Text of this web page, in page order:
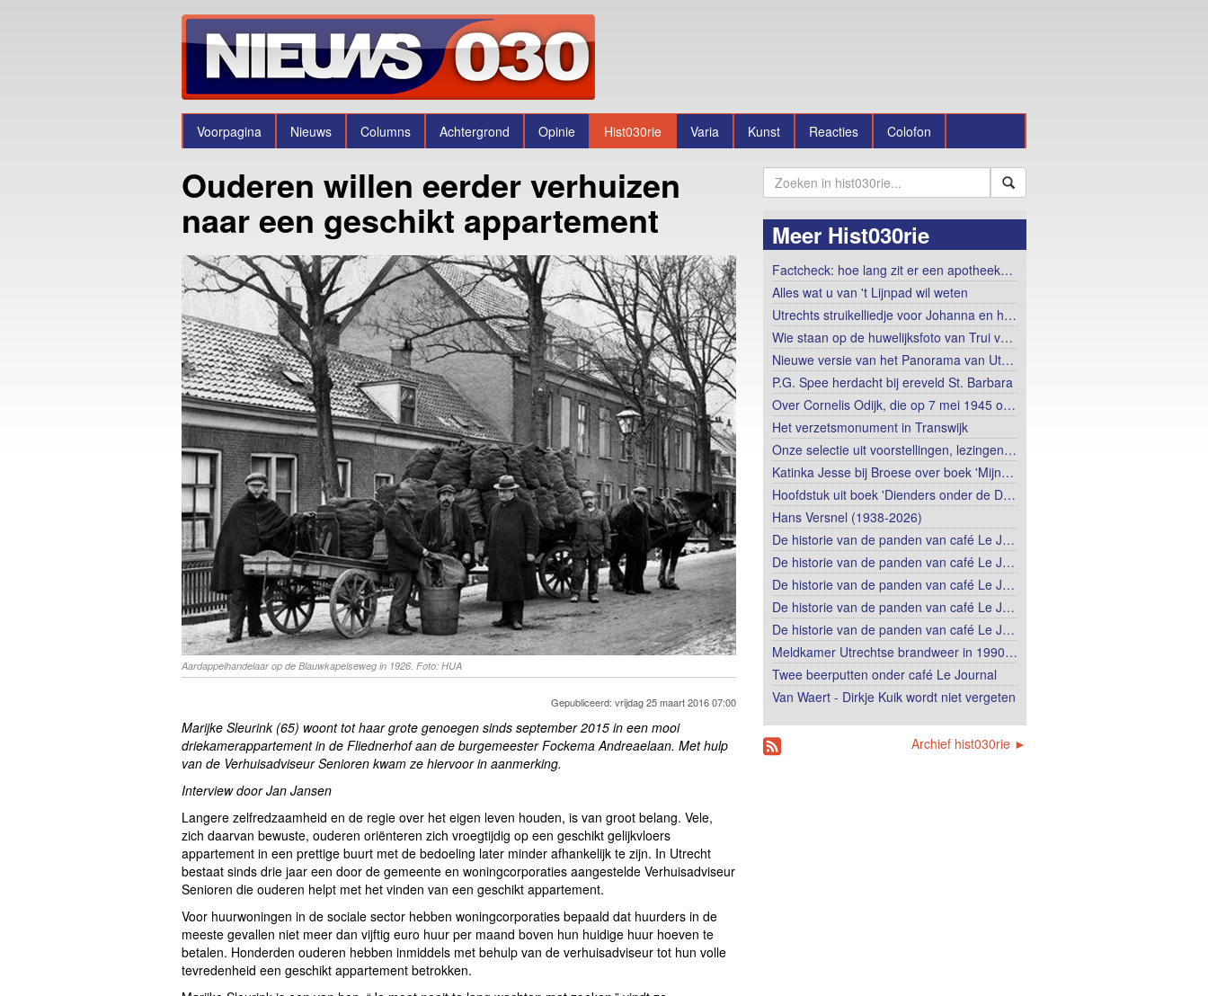
Voorpagina Nieuws Columns Achtergrond Opinie Hist030rie Varia Kunst Reacties Colofon
Ouderen willen eerder verhuizen
naar een geschikt appartement
Aardappelhandelaar op de Blauwkapelseweg in 1926. Foto: HUA
Gepubliceerd: vrijdag 25 maart 2016 07:00
Marijke Sleurink (65) woont tot haar grote genoegen sinds september 2015 in een mooi
driekamerappartement in de Fliednerhof aan de burgemeester Fockema Andreaelaan. Met hulp
van de Verhuisadviseur Senioren kwam ze hiervoor in aanmerking.
Interview door Jan Jansen
Langere zelfredzaamheid en de regie over het eigen leven houden, is van groot belang. Vele,
zich daarvan bewuste, ouderen oriënteren zich vroegtijdig op een geschikt gelijkvloers
appartement in een prettige buurt met de bedoeling later minder afhankelijk te zijn. In Utrecht
bestaat sinds drie jaar een door de gemeente en woningcorporaties aangestelde Verhuisadviseur
Senioren die ouderen helpt met het vinden van een geschikt appartement.
Voor huurwoningen in de sociale sector hebben woningcorporaties bepaald dat huurders in de
meeste gevallen niet meer dan vijftig euro huur per maand boven hun huidige huur hoeven te
betalen. Honderden ouderen hebben inmiddels met behulp van de verhuisadviseur tot hun volle
tevredenheid een geschikt appartement betrokken.
Meer Hist030rie
Factcheck: hoe lang zit er een apotheek…
Alles wat u van 't Lijnpad wil weten
Utrechts struikelliedje voor Johanna en h…
Wie staan op de huwelijksfoto van Trui v…
Nieuwe versie van het Panorama van Ut…
P.G. Spee herdacht bij ereveld St. Barbara
Over Cornelis Odijk, die op 7 mei 1945 o…
Het verzetsmonument in Transwijk
Onze selectie uit voorstellingen, lezingen…
Katinka Jesse bij Broese over boek 'Mijn…
Hoofdstuk uit boek 'Dienders onder de D…
Hans Versnel (1938-2026)
De historie van de panden van café Le J…
De historie van de panden van café Le J…
De historie van de panden van café Le J…
De historie van de panden van café Le J…
De historie van de panden van café Le J…
Meldkamer Utrechtse brandweer in 1990…
Twee beerputten onder café Le Journal
Van Waert - Dirkje Kuik wordt niet vergeten
Archief hist030rie ►